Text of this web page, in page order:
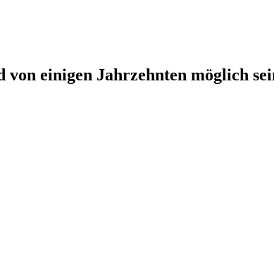
einigen Jahrzehnten möglich